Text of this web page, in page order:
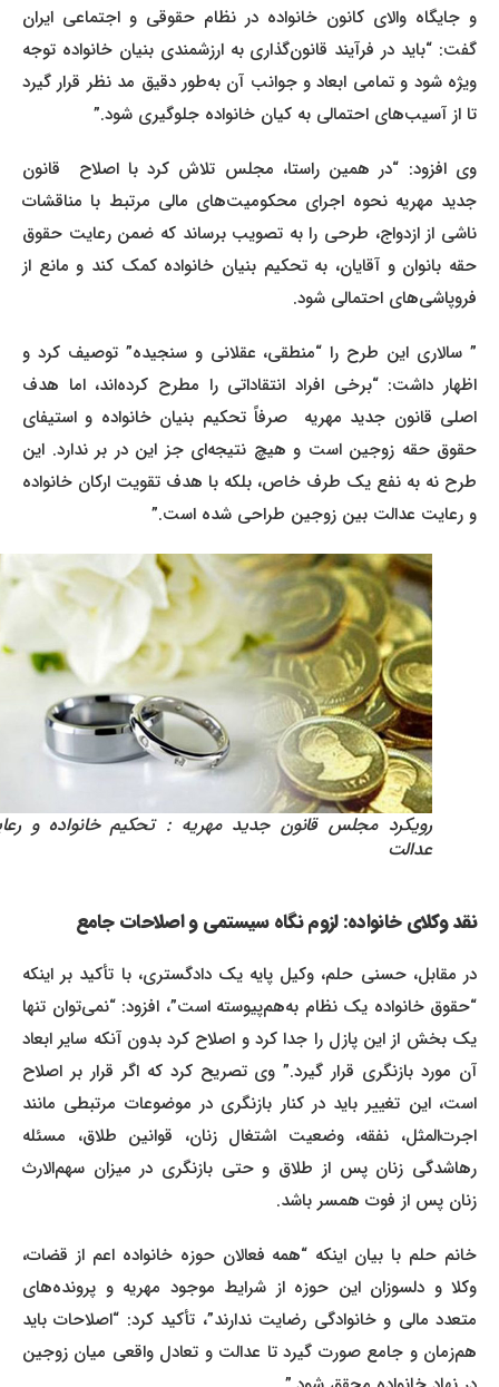
و جایگاه والای کانون خانواده در نظام حقوقی و اجتماعی ایران
گفت: “باید در فرآیند قانون‌گذاری به ارزشمندی بنیان خانواده توجه
ویژه شود و تمامی ابعاد و جوانب آن به‌طور دقیق مد نظر قرار گیرد
تا از آسیب‌های احتمالی به کیان خانواده جلوگیری شود.”
وی افزود: “در همین راستا، مجلس تلاش کرد با اصلاح قانون
جدید مهریه نحوه اجرای محکومیت‌های مالی مرتبط با مناقشات
ناشی از ازدواج، طرحی را به تصویب برساند که ضمن رعایت حقوق
حقه بانوان و آقایان، به تحکیم بنیان خانواده کمک کند و مانع از
فروپاشی‌های احتمالی شود.
” سالاری این طرح را “منطقی، عقلانی و سنجیده” توصیف کرد و
اظهار داشت: “برخی افراد انتقاداتی را مطرح کرده‌اند، اما هدف
اصلی قانون جدید مهریه صرفاً تحکیم بنیان خانواده و استیفای
حقوق حقه زوجین است و هیچ نتیجه‌ای جز این در بر ندارد. این
طرح نه به نفع یک طرف خاص، بلکه با هدف تقویت ارکان خانواده
و رعایت عدالت بین زوجین طراحی شده است.”
رویکرد مجلس قانون جدید مهریه : تحکیم خانواده و رعایت
عدالت
نقد وکلای خانواده: لزوم نگاه سیستمی و اصلاحات جامع
در مقابل، حسنی حلم، وکیل پایه یک دادگستری، با تأکید بر اینکه
“حقوق خانواده یک نظام به‌هم‌پیوسته است”، افزود: “نمی‌توان تنها
یک بخش از این پازل را جدا کرد و اصلاح کرد بدون آنکه سایر ابعاد
آن مورد بازنگری قرار گیرد.” وی تصریح کرد که اگر قرار بر اصلاح
است، این تغییر باید در کنار بازنگری در موضوعات مرتبطی مانند
اجرت‌المثل، نفقه، وضعیت اشتغال زنان، قوانین طلاق، مسئله
رهاشدگی زنان پس از طلاق و حتی بازنگری در میزان سهم‌الارث
زنان پس از فوت همسر باشد.
خانم حلم با بیان اینکه “همه فعالان حوزه خانواده اعم از قضات،
وکلا و دلسوزان این حوزه از شرایط موجود مهریه و پرونده‌های
متعدد مالی و خانوادگی رضایت ندارند”، تأکید کرد: “اصلاحات باید
هم‌زمان و جامع صورت گیرد تا عدالت و تعادل واقعی میان زوجین